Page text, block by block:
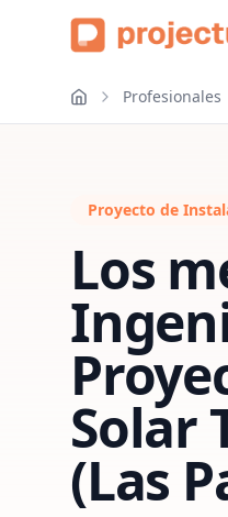
Profesionales
Proyecto de
Los
Solar
(Las